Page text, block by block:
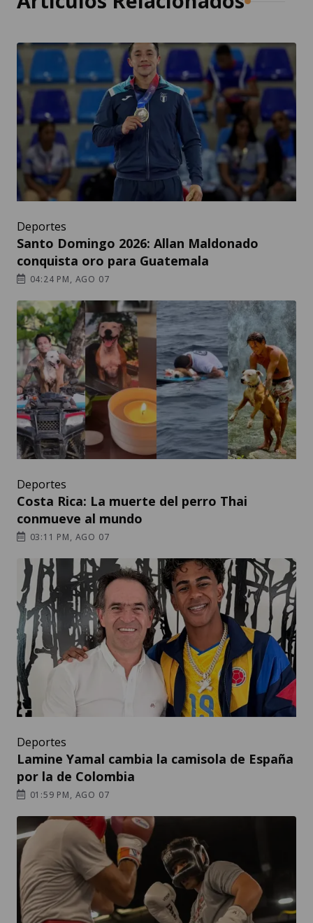
Deportes
Santo Domingo 2026: Allan Maldonado
conquista oro para Guatemala
04:24 PM, AGO 07
Deportes
Costa Rica: La muerte del perro Thai
conmueve al mundo
03:11 PM, AGO 07
Deportes
Lamine Yamal cambia la camisola de España
por la de Colombia
01:59 PM, AGO 07